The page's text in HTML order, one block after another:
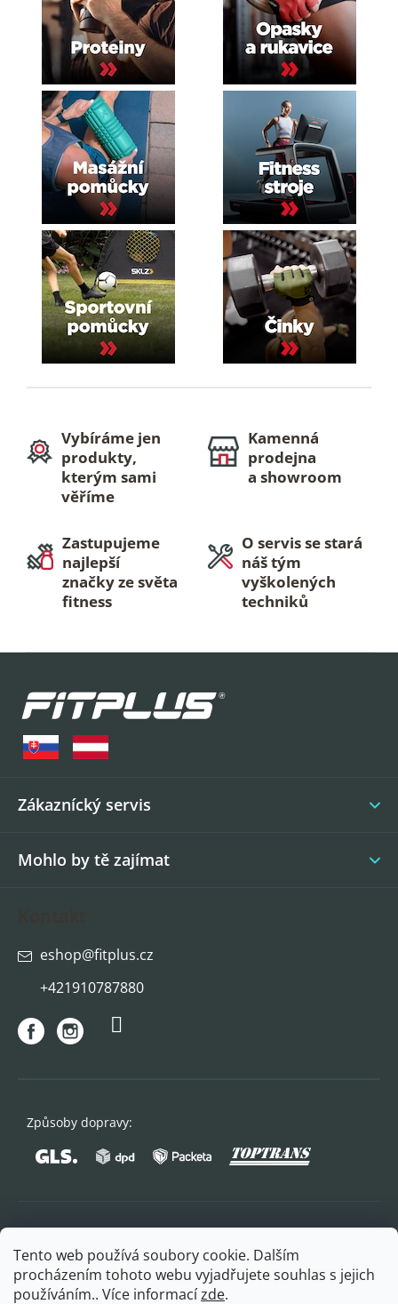
Tento web používá soubory cookie. Dalším
procházením tohoto webu vyjadřujete souhlas s jejich
používáním.. Více informacízde.
Vybíráme jen
produkty,
kterým sami
věříme
Kamenná
prodejna
a showroom
Zastupujeme
najlepší
značky ze světa
fitness
O servis se stará
náš tým
vyškolených
techniků
Zákaznícký servis
Mohlo by tě zajímat
eshop@fitplus.cz
+421910787880
Způsoby dopravy: